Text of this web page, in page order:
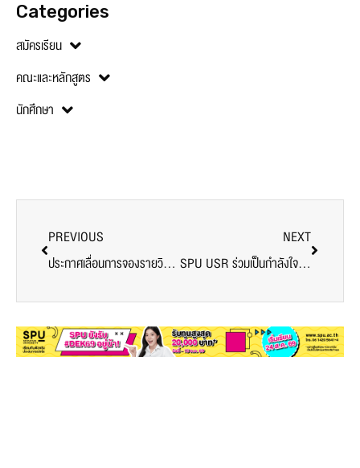
Categories
สมัครเรียน
คณะและหลักสูตร
นักศึกษา
PREVIOUS
ประกาศเลื่อนการจองรายวิชา ภาค 1/2564
NEXT
SPU USR ร่วมเป็นกำลังใจบุคลากรทางการแพทย์